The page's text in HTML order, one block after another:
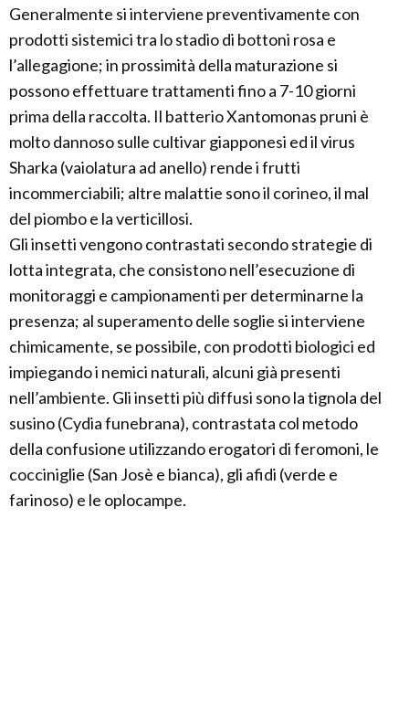
Generalmente si interviene preventivamente con
prodotti sistemici tra lo stadio di bottoni rosa e
l’allegagione; in prossimità della maturazione si
possono effettuare trattamenti fino a 7-10 giorni
prima della raccolta. Il batterio Xantomonas pruni è
molto dannoso sulle cultivar giapponesi ed il virus
Sharka (vaiolatura ad anello) rende i frutti
incommerciabili; altre malattie sono il corineo, il mal
del piombo e la verticillosi.
Gli insetti vengono contrastati secondo strategie di
lotta integrata, che consistono nell’esecuzione di
monitoraggi e campionamenti per determinarne la
presenza; al superamento delle soglie si interviene
chimicamente, se possibile, con prodotti biologici ed
impiegando i nemici naturali, alcuni già presenti
nell’ambiente. Gli insetti più diffusi sono la tignola del
susino (Cydia funebrana), contrastata col metodo
della confusione utilizzando erogatori di feromoni, le
cocciniglie (San Josè e bianca), gli afidi (verde e
farinoso) e le oplocampe.